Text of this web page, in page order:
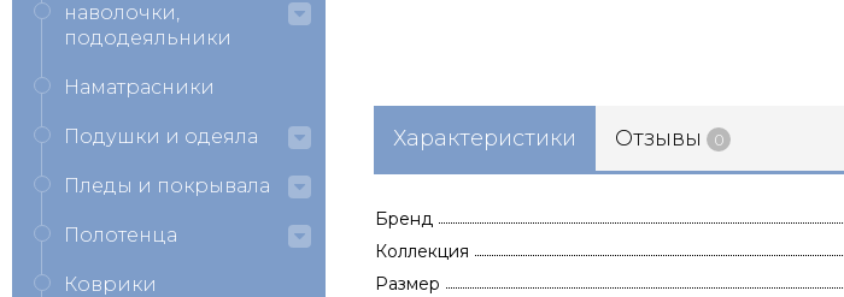
Характеристики Отзывы 0
Бренд
Коллекция
Размер
наволочки,
пододеяльники
Наматрасники
Подушки и одеяла
Пледы и покрывала
Полотенца
Коврики